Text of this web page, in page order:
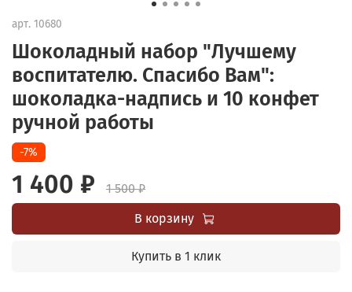
арт. 10680
Шоколадный набор "Лучшему
воспитателю. Спасибо Вам":
шоколадка-надпись и 10 конфет
ручной работы
-7%
1 400 ₽
1 500 ₽
В корзину
Купить в 1 клик